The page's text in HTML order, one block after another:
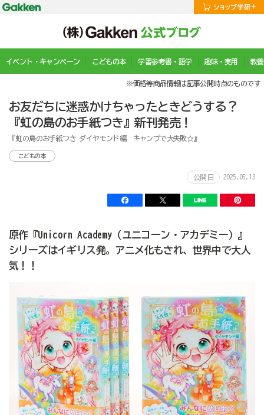
イベント・キャンペーン こどもの本 学習参考書・語学 趣味・実用 教
※価格等商品情報は記事公開時点のものです
お友だちに迷惑かけちゃったときどうする？
『虹の島のお手紙つき』新刊発売！
『虹の島のお手紙つき ダイヤモンド編 キャンプで大失敗☆』
こどもの本
公開日 2025.05.13
原作『Unicorn Academy（ユニコーン・アカデミー）』
シリーズはイギリス発。アニメ化もされ、世界中で大人
気！！